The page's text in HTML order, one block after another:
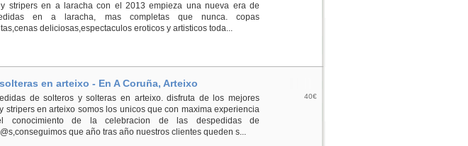
y stripers en a laracha con el 2013 empieza una nueva era de
en a laracha, mas completas que nunca. copas
deliciosas,espectaculos eroticos y artisticos toda...
en arteixo - En A Coruña, Arteixo
de solteros y solteras en arteixo. disfruta de los mejores
stripers en arteixo somos los unicos que con maxima experiencia
conocimiento de la celebracion de las despedidas de
que año tras año nuestros clientes queden s...
40€